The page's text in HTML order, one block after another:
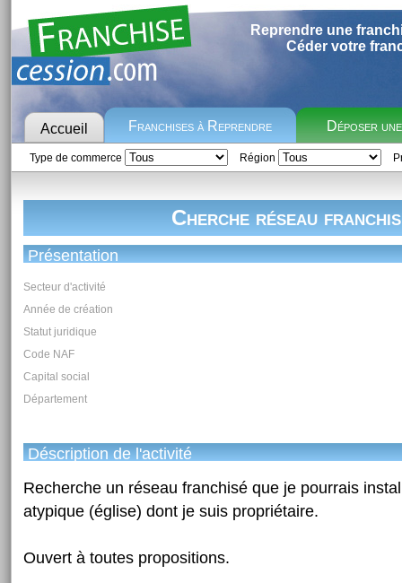
Reprendre une
Céder votre
Accueil Franchises à Reprendre Déposer
Type de commerce Région
Cherche réseau
Présentation
Secteur d'activité
Année de création
Statut juridique
Code NAF
Capital social
Département
Déscription de l'activité
Recherche un réseau franchisé que je pourrais
atypique (église) dont je suis propriétaire.
Ouvert à toutes propositions.